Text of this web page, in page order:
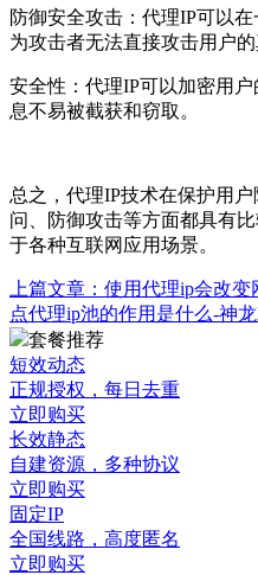
防御安全攻击：代理IP可以
为攻击者无法直接攻击用户的
安全性：代理IP可以加密用
息不易被截获和窃取。
总之，代理IP技术在保护用
问、防御攻击等方面都具有
于各种互联网应用场景。
上篇文章： 使用代理ip会改变
点代理ip池的作用是什么-神
套餐推荐
短效动态
正规授权，每日去重
立即购买
长效静态
自建资源，多种协议
立即购买
固定IP
全国线路，高度匿名
立即购买